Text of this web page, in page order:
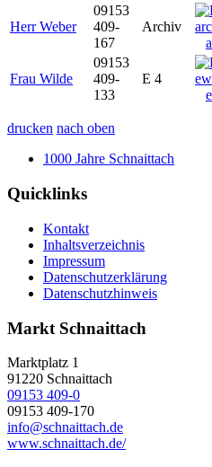
Herr Weber
09153
409-
167
Archiv
Frau Wilde
09153
409-
133
E 4
drucken nach oben
1000 Jahre Schnaittach
Quicklinks
Kontakt
Inhaltsverzeichnis
Impressum
Datenschutzerklärung
Datenschutzhinweis
Markt Schnaittach
Marktplatz 1
91220 Schnaittach
09153 409-0
09153 409-170
info@schnaittach.de
www.schnaittach.de/